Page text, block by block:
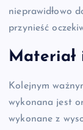
nieprawidłowo
przynieść
Materiał
Kolejnym
wykonana jest
wykonane z